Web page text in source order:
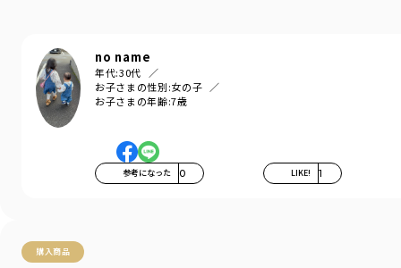
no name
年代:30代
お子さまの性別:女の子
お子さまの年齢:7歳
参考になった 0 LIKE! 1
購入商品